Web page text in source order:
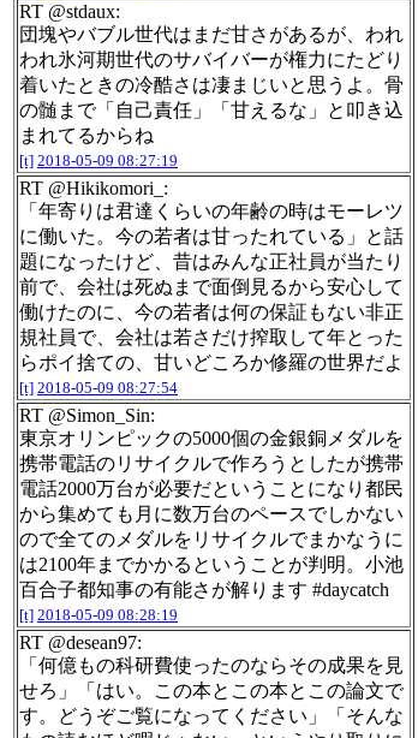
RT @stdaux:
団塊やバブル世代はまだ甘さがあるが、われ
われ氷河期世代のサバイバーが権力にたどり
着いたときの冷酷さは凄まじいと思うよ。骨
の髄まで「自己責任」「甘えるな」と叩き込
まれてるからね
[t] 2018-05-09 08:27:19
RT @Hikikomori_:
「年寄りは君達くらいの年齢の時はモーレツ
に働いた。今の若者は甘ったれている」と話
題になったけど、昔はみんな正社員が当たり
前で、会社は死ぬまで面倒見るから安心して
働けたのに、今の若者は何の保証もない非正
規社員で、会社は若さだけ搾取して年とった
らポイ捨ての、甘いどころか修羅の世界だよ
[t] 2018-05-09 08:27:54
RT @Simon_Sin:
東京オリンピックの5000個の金銀銅メダルを
携帯電話のリサイクルで作ろうとしたが携帯
電話2000万台が必要だということになり都民
から集めても月に数万台のペースでしかない
ので全てのメダルをリサイクルでまかなうに
は2100年までかかるということが判明。小池
百合子都知事の有能さが解ります #daycatch
[t] 2018-05-09 08:28:19
RT @desean97:
「何億もの科研費使ったのならその成果を見
せろ」「はい。この本とこの本とこの論文で
す。どうぞご覧になってください」「そんな